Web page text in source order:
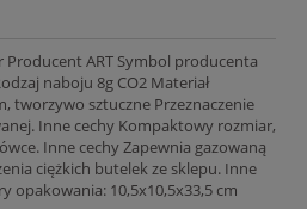
Producent ART Symbol producenta
naboju 8g CO2 Materiał
tworzywo sztuczne Przeznaczenie
Inne cechy Kompaktowy rozmiar,
Inne cechy Zapewnia gazowaną
ciężkich butelek ze sklepu. Inne
opakowania: 10,5x10,5x33,5 cm